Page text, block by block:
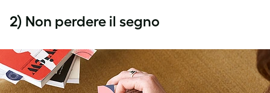
2) Non perdere il segno